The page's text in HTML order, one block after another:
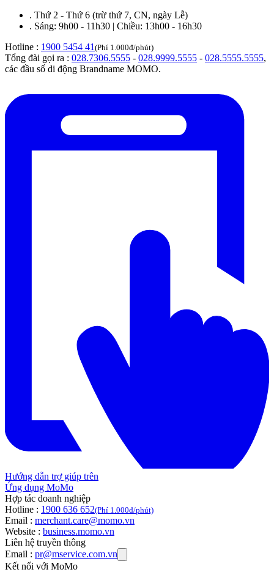
. Thứ 2 - Thứ 6 (trừ thứ 7, CN, ngày Lễ)
. Sáng: 9h00 - 11h30 | Chiều: 13h00 - 16h30
Hotline : 1900 5454 41 (Phí 1.000đ/phút)
Tổng đài gọi ra : 028.7306.5555 - 028.9999.5555 - 028.5555.5555,
các đầu số di động Brandname MOMO.
Hướng dẫn trợ giúp trên
Ứng dụng MoMo
Hợp tác doanh nghiệp
Hotline : 1900 636 652(Phí 1.000đ/phút)
Email : merchant.care@momo.vn
Website : business.momo.vn
Liên hệ truyền thông
Email : pr@mservice.com.vn
Kết nối với MoMo